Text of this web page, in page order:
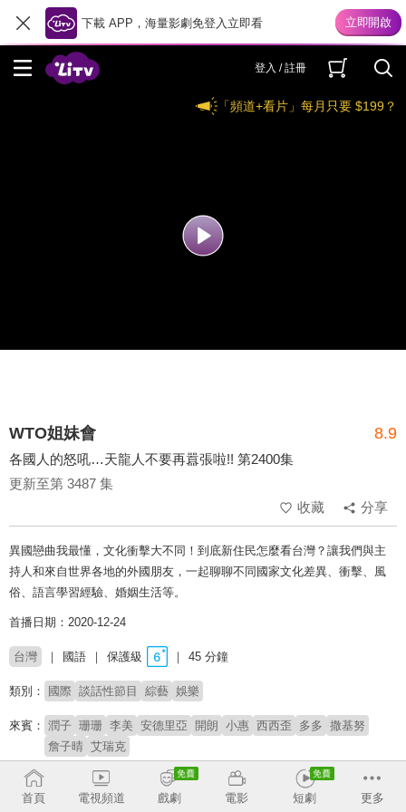
下載 APP，海量影劇免登入立即看
登入 / 註冊
「頻道+看片」每月只要 $199？
WTO姐妹會 8.9
各國人的怒吼…天龍人不要再囂張啦!! 第2400集
更新至第 3487 集
收藏
分享
異國戀曲我最懂，文化衝擊大不同！到底新住民怎麼看台灣？讓我們與主
持人和來自世界各地的外國朋友，一起聊聊不同國家文化差異、衝擊、風
俗、語言學習經驗、婚姻生活等。
首播日期：2020-12-24
台灣 國語 保護級 45 分鐘
類別： 國際 談話性節目 綜藝 娛樂
來賓： 潤子 珊珊 李美 安德里亞 開朗 小惠 西西歪 多多 撒基努
詹子晴 艾瑞克
主持： 郭彥均
首頁 電視頻道 戲劇 電影 短劇 更多